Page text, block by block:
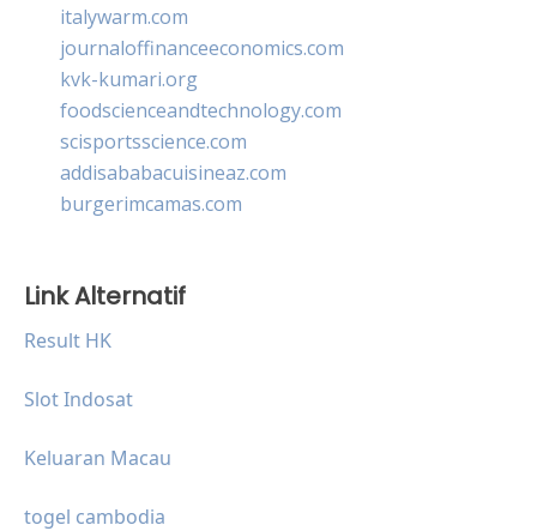
italywarm.com
journaloffinanceeconomics.com
kvk-kumari.org
foodscienceandtechnology.com
scisportsscience.com
addisababacuisineaz.com
burgerimcamas.com
Link Alternatif
Result HK
Slot Indosat
Keluaran Macau
togel cambodia